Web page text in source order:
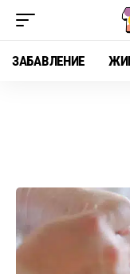
ЗАБАВЛЕНИЕ